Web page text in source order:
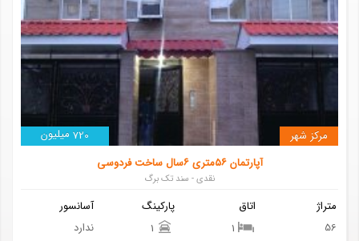
720 میلیون
مرکز شهر
آپارتمان ۵۶متری ۶سال ساخت فردوسی
نقدی - سند تک برگ
آسانسور
ندارد
پارکینگ
اتاق
1
متراژ
56